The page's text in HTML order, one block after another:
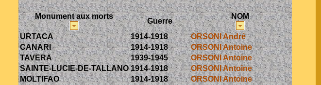
Monument aux morts
Guerre
NOM
URTACA 1914-1918
ORSONI André
CANARI
1914-1918
ORSONI Antoine
TAVERA
1939-1945
ORSONI Antoine
SAINTE-LUCIE-DE-TALLANO 1914-1918
ORSONI Antoine
MOLTIFAO
1914-1918
ORSONI Antoine